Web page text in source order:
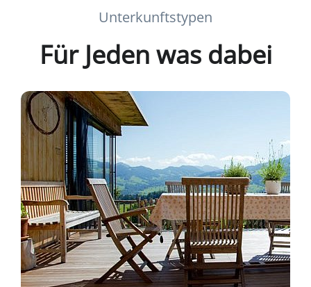
Unterkunftstypen
Für Jeden was dabei